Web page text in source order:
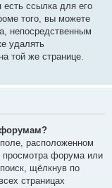
ссылка для его
того, вы можете
непосредственным
удалять
той же странице.
расположенном
просмотра форума или
щёлкнув по
страницах